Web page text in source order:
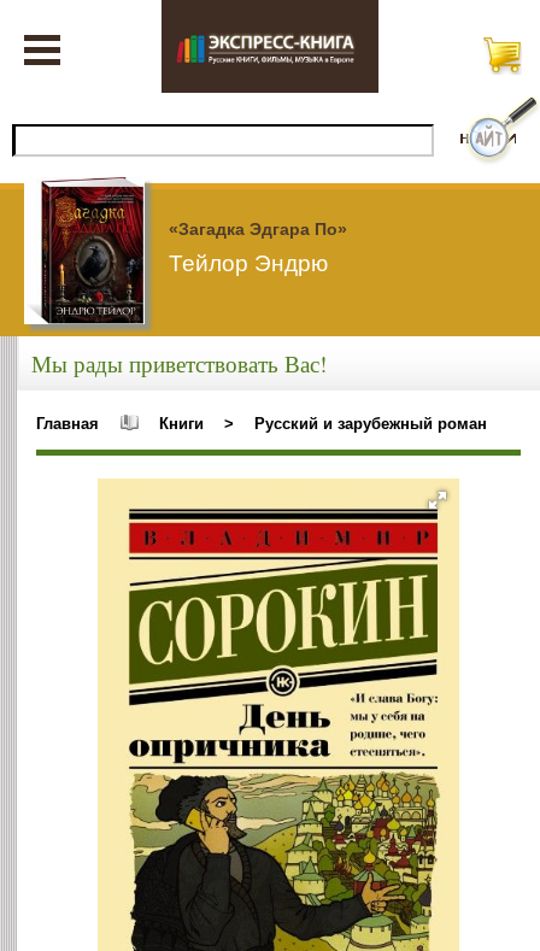
«Загадка Эдгара По»
Тейлор Эндрю
Мы рады приветствовать Вас!
Главная Книги > Русский и зарубежный роман